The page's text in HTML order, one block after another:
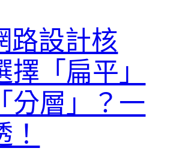
路設計核
「扁平」
分層」？一